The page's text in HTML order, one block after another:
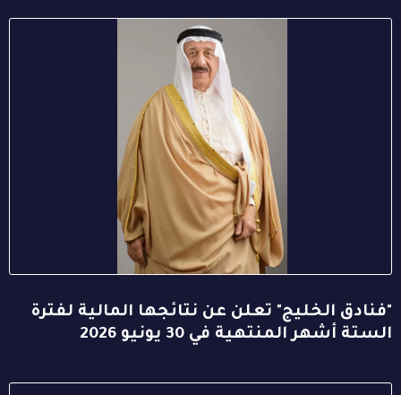
"فنادق الخليج" تعلن عن نتائجها المالية لفترة
الستة أشهر المنتهية في 30 يونيو 2026